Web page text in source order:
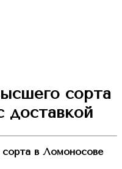
сорта
доставкой
в Ломоносове